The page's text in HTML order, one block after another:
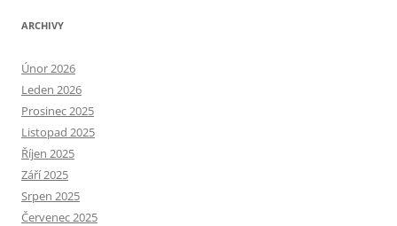
ARCHIVY
Únor 2026
Leden 2026
Prosinec 2025
Listopad 2025
Říjen 2025
Září 2025
Srpen 2025
Červenec 2025